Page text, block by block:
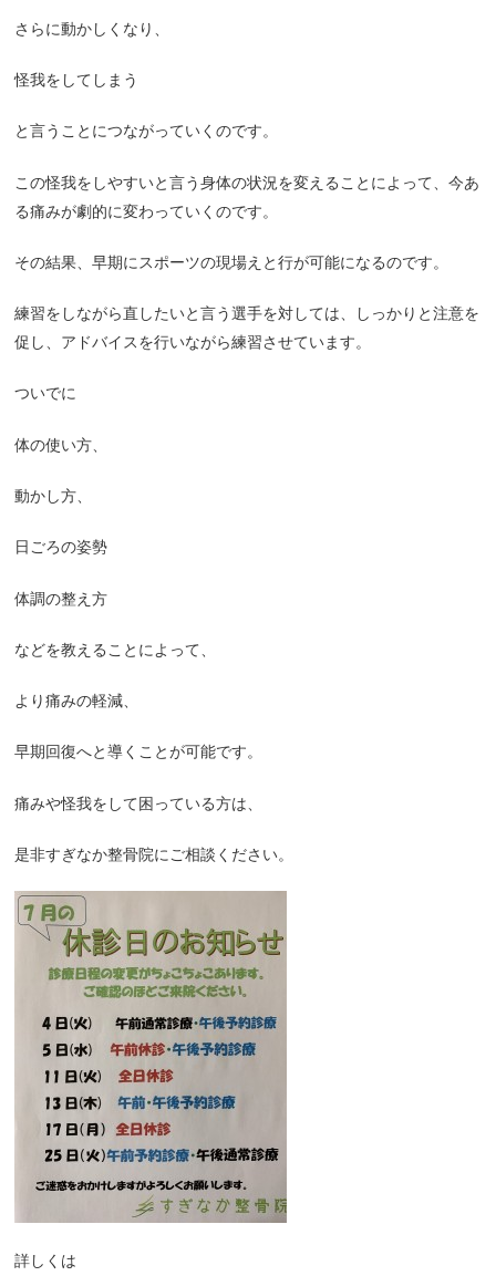
さらに動かしくなり、
怪我をしてしまう
と言うことにつながっていくのです。
この怪我をしやすいと言う身体の状況を変えることによって、今あ
る痛みが劇的に変わっていくのです。
その結果、早期にスポーツの現場えと行が可能になるのです。
練習をしながら直したいと言う選手を対しては、しっかりと注意を
促し、アドバイスを行いながら練習させています。
ついでに
体の使い方、
動かし方、
日ごろの姿勢
体調の整え方
などを教えることによって、
より痛みの軽減、
早期回復へと導くことが可能です。
痛みや怪我をして困っている方は、
是非すぎなか整骨院にご相談ください。
詳しくは